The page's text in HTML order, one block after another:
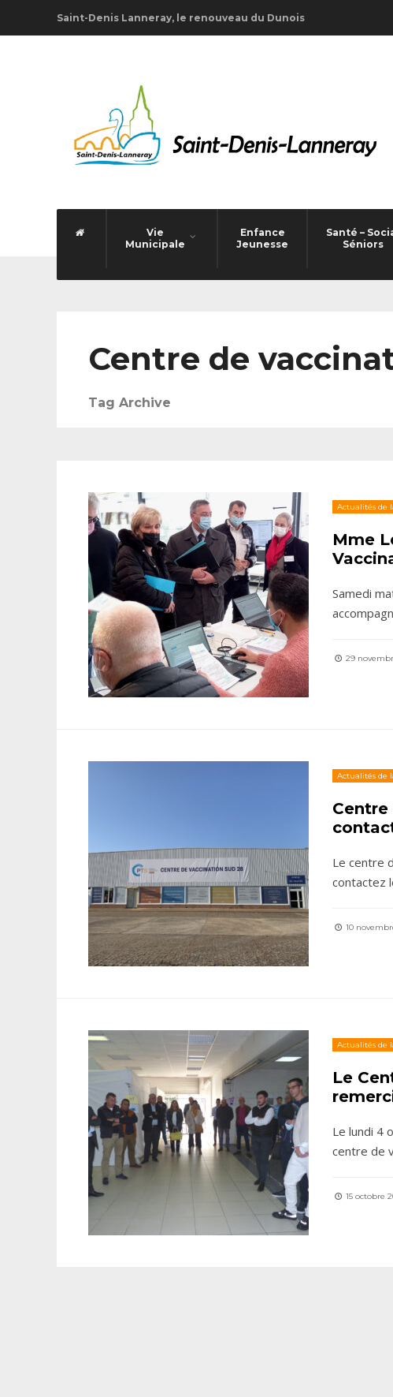
Saint-Denis Lanneray, le renouveau du Dunois
Vie
Municipale
Enfance
Jeunesse
Santé –
Séniors
Centre de
Tag Archive
Actualités de
Mme
Samedi
29
Actualités de
Le centre
contactez
10
Actualités de
Le
Le lundi 4
centre de
15 octobre